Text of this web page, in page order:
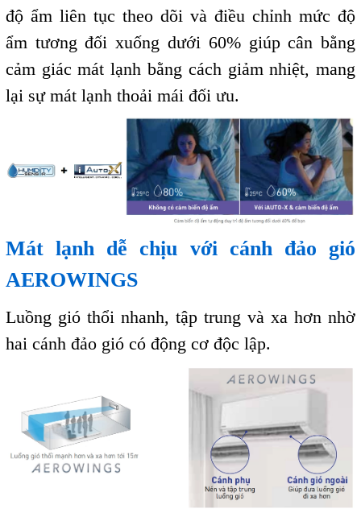
độ ẩm liên tục theo dõi và điều chỉnh mức độ
ẩm tương đối xuống dưới 60% giúp cân bằng
cảm giác mát lạnh bằng cách giảm nhiệt, mang
lại sự mát lạnh thoải mái đối ưu.
Mát lạnh dễ chịu với cánh đảo gió
AEROWINGS
Luồng gió thổi nhanh, tập trung và xa hơn nhờ
hai cánh đảo gió có động cơ độc lập.